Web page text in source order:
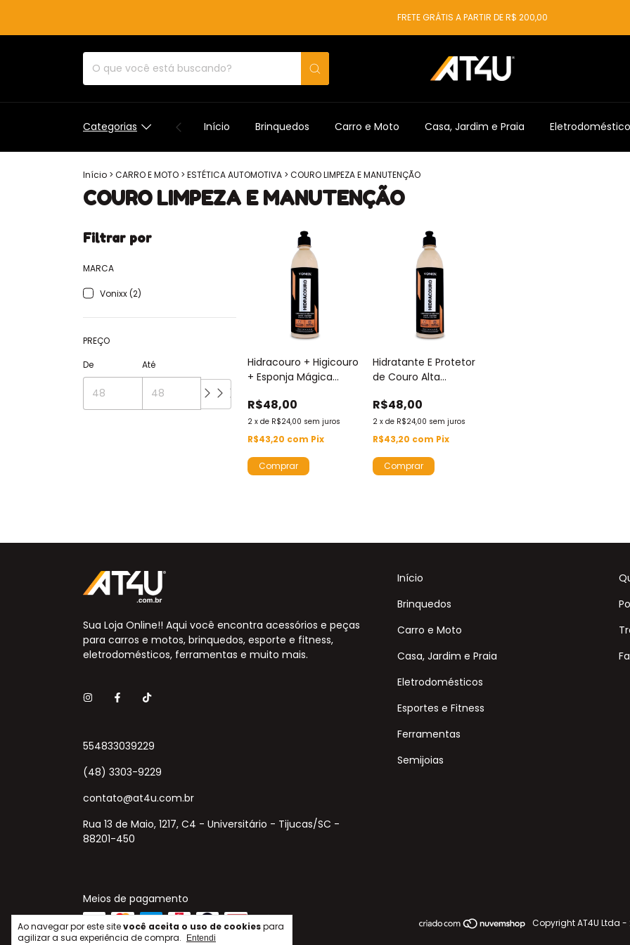
FRETE GRÁTIS A PARTIR DE R$ 200,00
Categorias Início Brinquedos Carro e Moto Casa, Jardim e Praia
Ao navegar por este sitevocê aceita o uso de cookiespara
agilizar a sua experiência de compra.
Entendi
Início > CARRO E MOTO > ESTÉTICA AUTOMOTIVA > COURO LIMPEZA E MANUTENÇÃO
COURO LIMPEZA E MANUTENÇÃO
Filtrar por
MARCA
Vonixx (2)
PREÇO
De
Até
Hidracouro + Higicouro
+ Esponja Mágica
R$48,00
2 xde R$24,00 sem juros
R$43,20 com Pix
Hidratante E Protetor
de Couro Alta
Hidracouro 500ml
Proteção UV Evita
Desbotamento e
R$48,00
2 xde R$24,00 sem juros
R$43,20 com Pix
Sua Loja Online!! Aqui você encontra acessórios e peças
para carros e motos, brinquedos, esporte e fitness,
eletrodomésticos, ferramentas e muito mais.
554833039229
(48) 3303-9229
contato@at4u.com.br
Rua 13 de Maio, 1217, C4 - Universitário - Tijucas/SC -
88201-450
Início
Brinquedos
Carro e Moto
Casa, Jardim e Praia
Eletrodomésticos
Esportes e Fitness
Ferramentas
Semijoias
Meios de pagamento
Copyright AT4U Ltda